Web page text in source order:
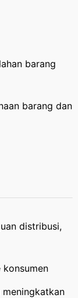
barang
barang dan
distribusi,